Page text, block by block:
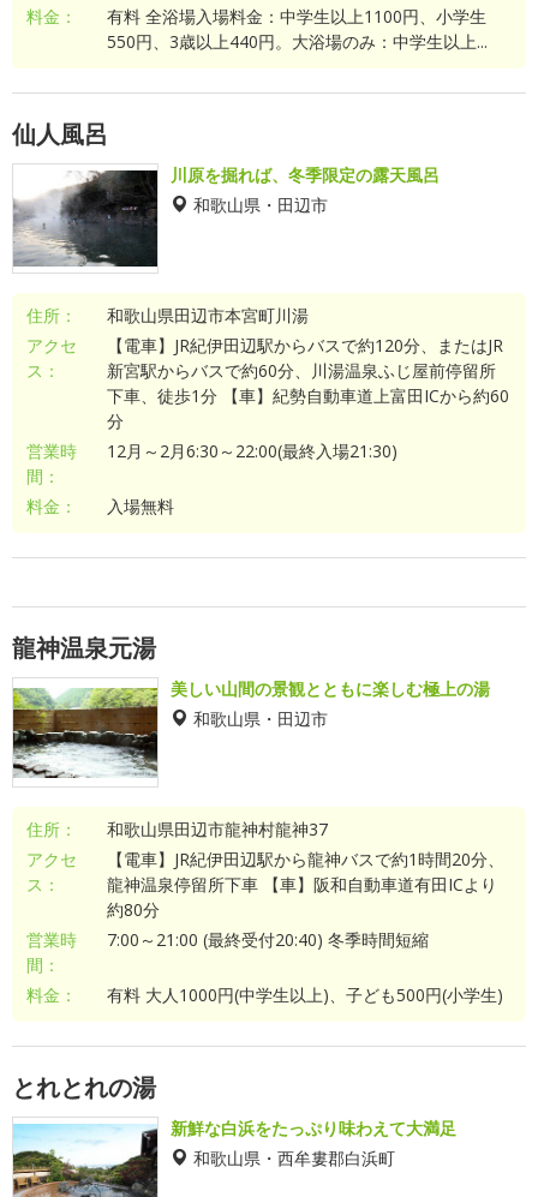
料金：
有料 全浴場入場料金：中学生以上1100円、小学生
550円、3歳以上440円。大浴場のみ：中学生以上...
仙人風呂
川原を掘れば、冬季限定の露天風呂
和歌山県・田辺市
住所：
和歌山県田辺市本宮町川湯
アクセ
ス：
【電車】JR紀伊田辺駅からバスで約120分、またはJR
新宮駅からバスで約60分、川湯温泉ふじ屋前停留所
下車、徒歩1分 【車】紀勢自動車道上富田ICから約60
分
営業時
間：
12月～2月6:30～22:00(最終入場21:30)
料金： 入場無料
龍神温泉元湯
美しい山間の景観とともに楽しむ極上の湯
和歌山県・田辺市
住所：
和歌山県田辺市龍神村龍神37
アクセ
ス：
【電車】JR紀伊田辺駅から龍神バスで約1時間20分、
龍神温泉停留所下車 【車】阪和自動車道有田ICより
約80分
営業時
間：
7:00～21:00 (最終受付20:40) 冬季時間短縮
料金： 有料 大人1000円(中学生以上)、子ども500円(小学生)
とれとれの湯
新鮮な白浜をたっぷり味わえて大満足
和歌山県・西牟婁郡白浜町